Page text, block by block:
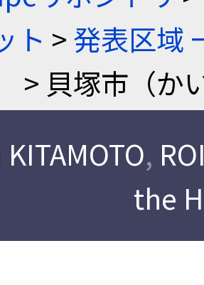
ト >発表区域
> 貝塚市（か
,
the